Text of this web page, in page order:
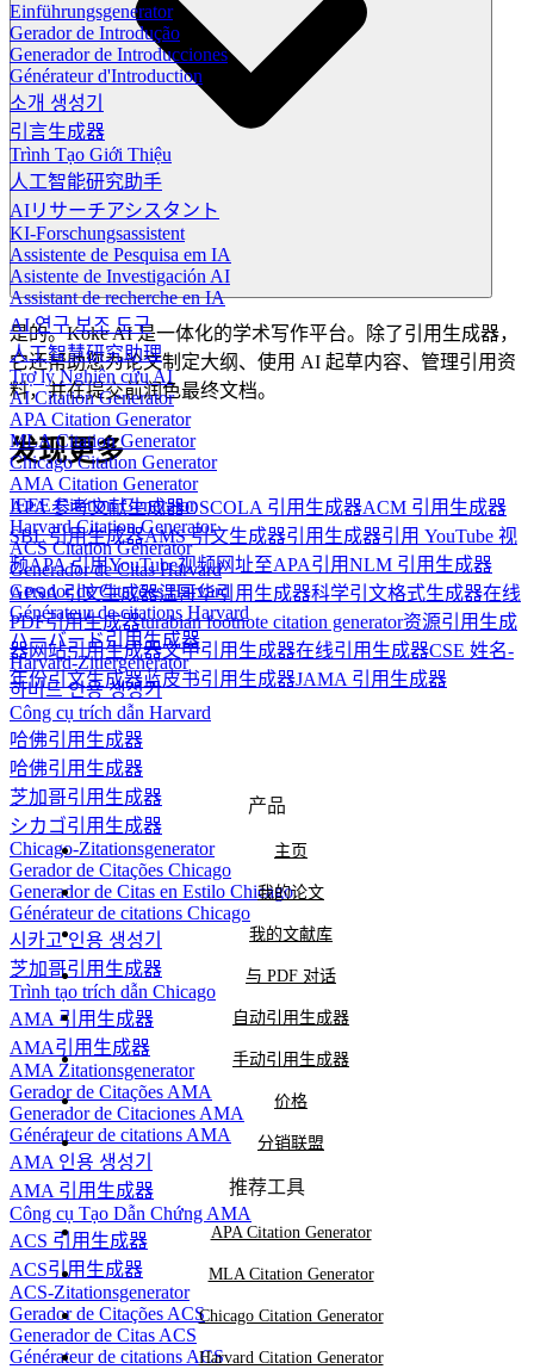
Einführungsgenerator
Gerador de Introdução
Generador de Introducciones
Générateur d'Introduction
소개 생성기
引言生成器
Trình Tạo Giới Thiệu
人工智能研究助手
AIリサーチアシスタント
KI-Forschungsassistent
Assistente de Pesquisa em IA
Asistente de Investigación AI
Assistant de recherche en IA
AI 연구 보조 도구
人工智慧研究助理
Trợ lý Nghiên cứu AI
AI Citation Generator
APA Citation Generator
MLA Citation Generator
Chicago Citation Generator
AMA Citation Generator
IEEE Citation Generator
Harvard Citation Generator
ACS Citation Generator
Generador de Citas Harvard
Gerador de Citações Harvard
Générateur de citations Harvard
ハーバード引用生成器
Harvard-Zitiergenerator
하버드 인용 생성기
Công cụ trích dẫn Harvard
哈佛引用生成器
哈佛引用生成器
芝加哥引用生成器
シカゴ引用生成器
Chicago-Zitationsgenerator
Gerador de Citações Chicago
Generador de Citas en Estilo Chicago
Générateur de citations Chicago
시카고 인용 생성기
芝加哥引用生成器
Trình tạo trích dẫn Chicago
AMA 引用生成器
AMA引用生成器
AMA Zitationsgenerator
Gerador de Citações AMA
Generador de Citaciones AMA
Générateur de citations AMA
AMA 인용 생성기
AMA 引用生成器
Công cụ Tạo Dẫn Chứng AMA
ACS 引用生成器
ACS引用生成器
ACS-Zitationsgenerator
Gerador de Citações ACS
Generador de Citas ACS
Générateur de citations ACS
是的。Koke AI 是一体化的学术写作平台。除了引用生成器，
它还帮助您为论文制定大纲、使用 AI 起草内容、管理引用资
料，并在提交前润色最终文档。
发现更多
APA 参考文献生成器OSCOLA 引用生成器ACM 引用生成器
SBL 引用生成器AMS 引文生成器引用生成器引用 YouTube 视
频APA 引用YouTube视频网址至APA引用NLM 引用生成器
APSA 引文生成器温哥华引用生成器科学引文格式生成器在线
PDF引用生成器turabian footnote citation generator资源引用生成
器网站引用生成器文中引用生成器在线引用生成器CSE 姓名-
年份引文生成器蓝皮书引用生成器JAMA 引用生成器
产品
主页
我的论文
我的文献库
与 PDF 对话
自动引用生成器
手动引用生成器
价格
分销联盟
推荐工具
APA Citation Generator
MLA Citation Generator
Chicago Citation Generator
Harvard Citation Generator